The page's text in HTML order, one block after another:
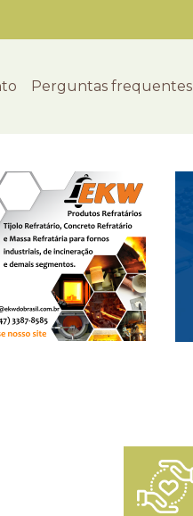
Perguntas frequentes